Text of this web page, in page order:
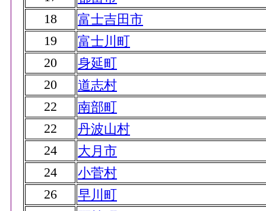
18
富士吉田市
19
富士川町
20
身延町
20
道志村
22
南部町
22
丹波山村
24
大月市
24
小菅村
26
早川町